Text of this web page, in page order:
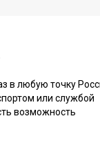
в любую точку
или службой
возможность